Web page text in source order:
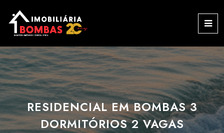
RESIDENCIAL EM BOMBAS 3
DORMITÓRIOS 2 VAGAS